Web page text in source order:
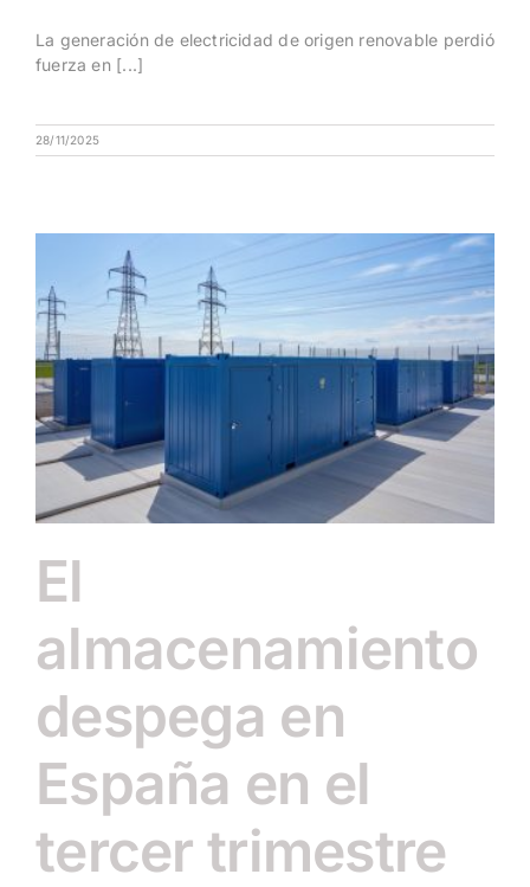
La generación de electricidad de origen renovable perdió
fuerza en [...]
28/11/2025
El
almacenamiento
despega en
España en el
tercer trimestre